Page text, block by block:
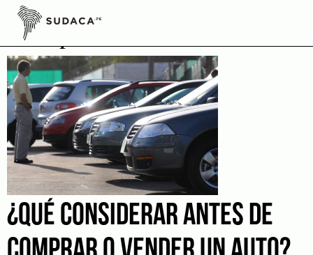
Skip
contentCompra de autos
¿QUÉ CONSIDERAR ANTES DE